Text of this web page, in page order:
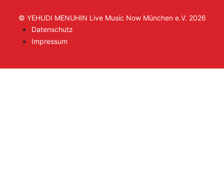
© YEHUDI MENUHIN Live Music Now München e.V. 2026
Datenschutz
Impressum